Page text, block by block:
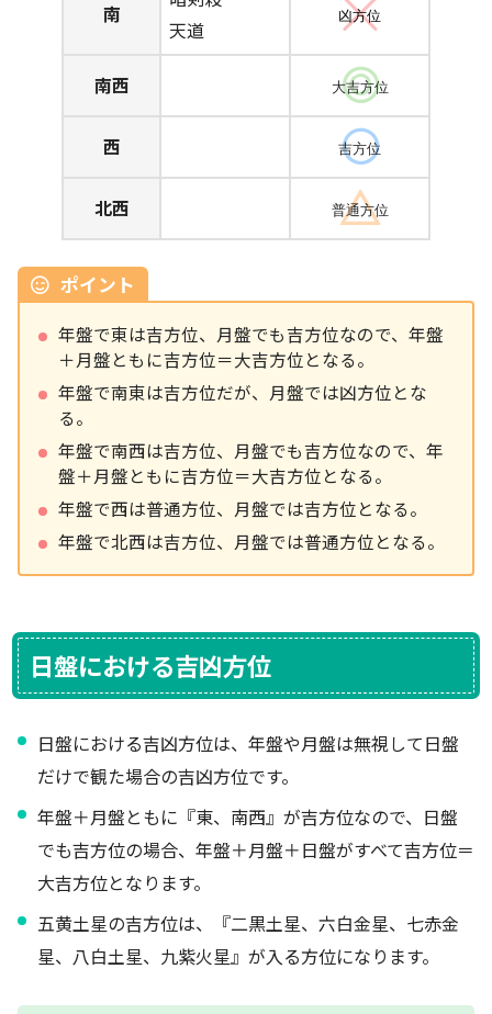
南
天道
凶方位
南西 大吉方位
西 吉方位
北西 普通方位
ポイント
年盤で東は吉方位、月盤でも吉方位なので、年盤
＋月盤ともに吉方位＝大吉方位となる。
年盤で南東は吉方位だが、月盤では凶方位とな
る。
年盤で南西は吉方位、月盤でも吉方位なので、年
盤＋月盤ともに吉方位＝大吉方位となる。
年盤で西は普通方位、月盤では吉方位となる。
年盤で北西は吉方位、月盤では普通方位となる。
日盤における吉凶方位
日盤における吉凶方位は、年盤や月盤は無視して日盤
だけで観た場合の吉凶方位です。
年盤＋月盤ともに『東、南西』が吉方位なので、日盤
でも吉方位の場合、年盤＋月盤＋日盤がすべて吉方位＝
大吉方位となります。
五黄土星の吉方位は、『二黒土星、六白金星、七赤金
星、八白土星、九紫火星』が入る方位になります。